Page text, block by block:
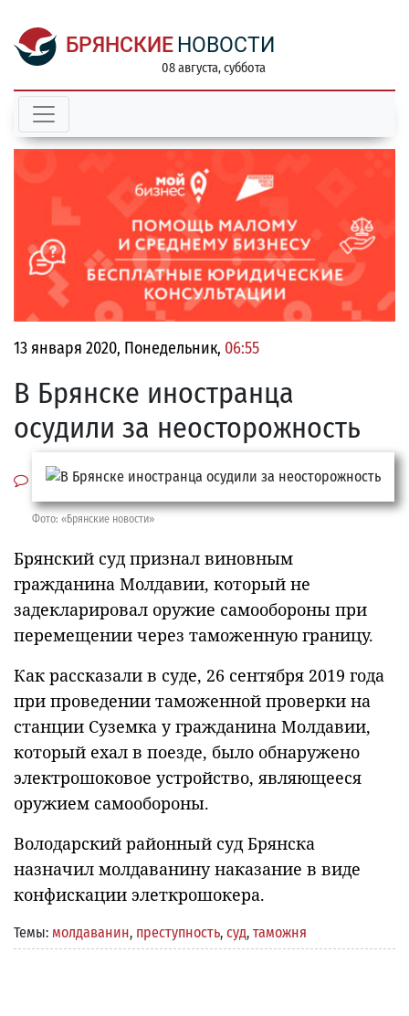
БРЯНСКИЕ НОВОСТИ
08 августа, суббота
13 января 2020, Понедельник, 06:55
В Брянске иностранца
осудили за неосторожность
Фото: «Брянские новости»
Брянский суд признал виновным
гражданина Молдавии, который не
задекларировал оружие самообороны при
перемещении через таможенную границу.
Как рассказали в суде, 26 сентября 2019 года
при проведении таможенной проверки на
станции Суземка у гражданина Молдавии,
который ехал в поезде, было обнаружено
электрошоковое устройство, являющееся
оружием самообороны.
Володарский районный суд Брянска
назначил молдаванину наказание в виде
конфискации элеткрошокера.
Темы: молдаванин, преступность, суд, таможня